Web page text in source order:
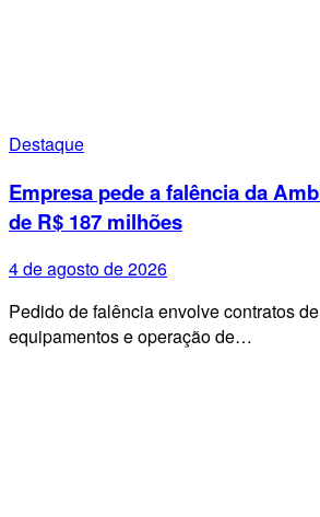
Destaque
Empresa pede a falência da
de R$ 187 milhões
4 de agosto de 2026
Pedido de falência envolve contratos
equipamentos e operação de…